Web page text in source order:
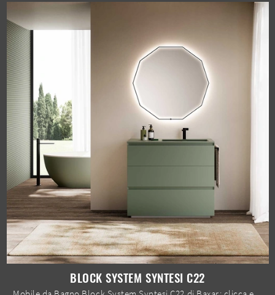
BLOCK SYSTEM SYNTESI C22